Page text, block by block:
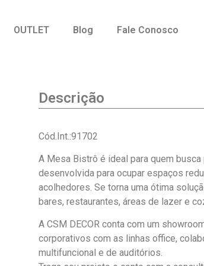
OUTLET Blog Fale Conosco
Descrição
Cód.Int.:91702
A Mesa Bistrô é ideal para quem
desenvolvida para ocupar espaços
acolhedores. Se torna uma ótima
bares, restaurantes, áreas de lazer e
A CSM DECOR conta com um
corporativos com as linhas office,
multifuncional e de auditórios.